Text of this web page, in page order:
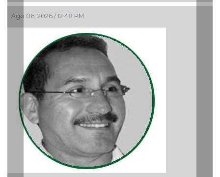
Más cambios en el gobierno de AVA
Ago 05, 2026 / 9:42 AM